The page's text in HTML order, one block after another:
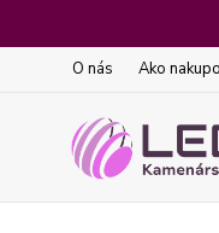
O nás Ako